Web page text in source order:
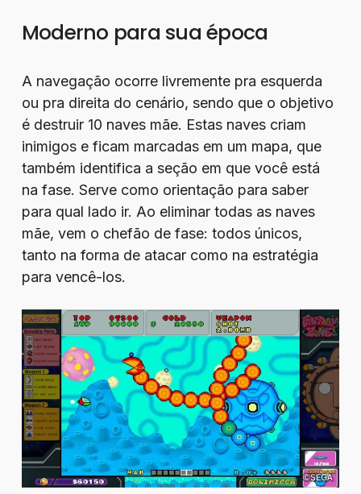
Moderno para sua época
A navegação ocorre livremente pra esquerda
ou pra direita do cenário, sendo que o objetivo
é destruir 10 naves mãe. Estas naves criam
inimigos e ficam marcadas em um mapa, que
também identifica a seção em que você está
na fase. Serve como orientação para saber
para qual lado ir. Ao eliminar todas as naves
mãe, vem o chefão de fase: todos únicos,
tanto na forma de atacar como na estratégia
para vencê-los.